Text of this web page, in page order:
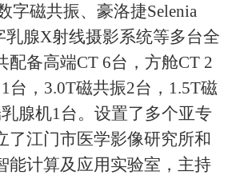
字磁共振、豪洛捷Selenia
乳腺X射线摄影系统等多台全
配备高端CT 6台，方舱CT 2
台，3.0T磁共振2台，1.5T磁
腺机1台。设置了多个亚专
了江门市医学影像研究所和
能计算及应用实验室，主持